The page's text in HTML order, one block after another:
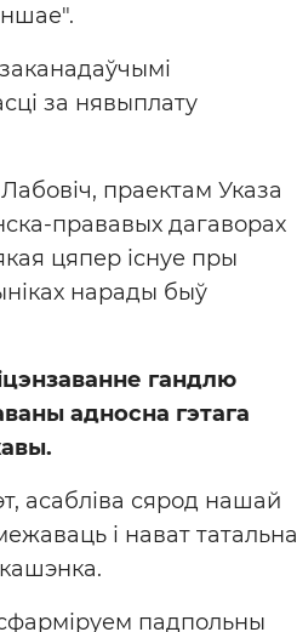
за нявыплату
праектам Указа
прававых дагаворах
цяпер існуе пры
нарады быў
гандлю
адносна гэтага
асабліва сярод нашай
і нават татальна
падпольны